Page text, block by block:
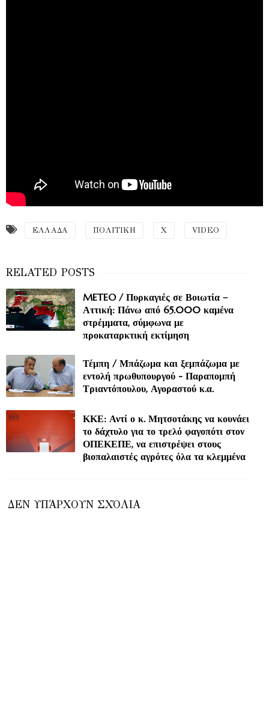
ΕΛΛΑΔΑ ΠΟΛΙΤΙΚΗ Χ VIDEO
METEO / Πυρκαγιές σε Βοιωτία –
Αττική: Πάνω από 65.000 καμένα
στρέμματα, σύμφωνα με
προκαταρκτική εκτίμηση
Τέμπη / Μπάζωμα και ξεμπάζωμα με
εντολή πρωθυπουργού - Παραπομπή
Τριαντόπουλου, Αγοραστού κ.α.
ΚΚΕ: Αντί ο κ. Μητσοτάκης να κουνάει
το δάχτυλο για το τρελό φαγοπότι στον
ΟΠΕΚΕΠΕ, να επιστρέψει στους
βιοπαλαιστές αγρότες όλα τα κλεμμένα
ΔΕΝ ΥΠΆΡΧΟΥΝ ΣΧΌΛΙΑ